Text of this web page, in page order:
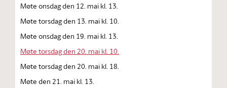
Møte onsdag den 12. mai kl. 13.
Møte torsdag den 13. mai kl. 10.
Møte onsdag den 19. mai kl. 13.
Møte torsdag den 20. mai kl. 10.
Møte torsdag den 20. mai kl. 18.
Møte den 21. mai kl. 13.